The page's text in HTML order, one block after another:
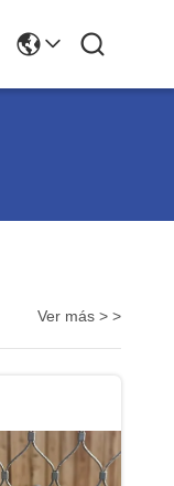
Ver más > >